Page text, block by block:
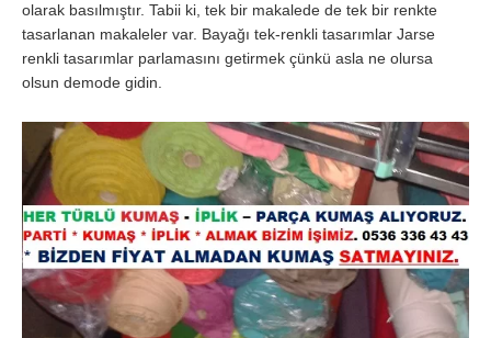
olarak basılmıştır. Tabii ki, tek bir makalede de tek bir renkte
tasarlanan makaleler var. Bayağı tek-renkli tasarımlar Jarse
renkli tasarımlar parlamasını getirmek çünkü asla ne olursa
olsun demode gidin.